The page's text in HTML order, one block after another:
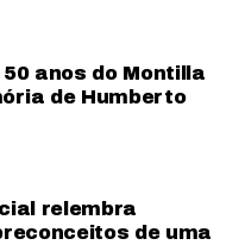
anos do Montilla
de Humberto
relembra
de uma